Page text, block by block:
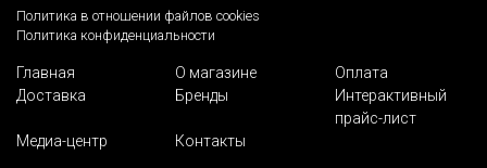
Политика в отношении файлов cookies
Политика конфиденциальности
Главная О магазине
Оплата
Доставка
Бренды
Интерактивный
прайс-лист
Медиа-центр
Контакты